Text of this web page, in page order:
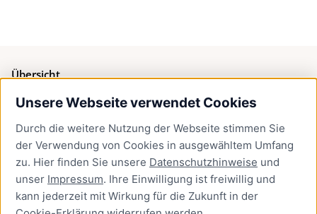
Unsere Webseite verwendet Cookies
Durch die weitere Nutzung der Webseite stimmen Sie
der Verwendung von Cookies in ausgewähltem Umfang
zu. Hier finden Sie unsere Datenschutzhinweise und
unser Impressum. Ihre Einwilligung ist freiwillig und
kann jederzeit mit Wirkung für die Zukunft in der
Übersicht
Bürgerservice
Presse
Newsletter Lübeck:kompakt
Kontakt